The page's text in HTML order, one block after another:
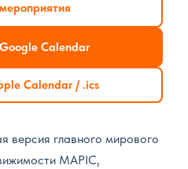
Calendar
Calendar / .ics
версия главного мирового
MAPIC,